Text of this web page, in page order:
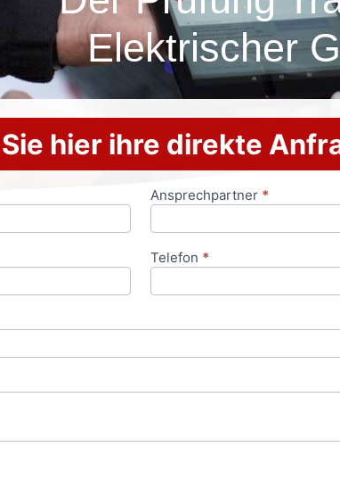
Elektrischer
hier ihre direkte
Ansprechpartner *
Telefon *